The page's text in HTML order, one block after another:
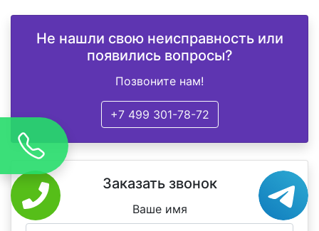
Не нашли свою неисправность или
появились вопросы?
Позвоните нам!
+7 499 301-78-72
Заказать звонок
Ваше имя